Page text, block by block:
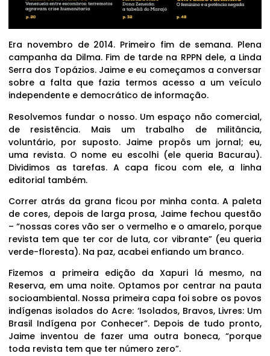
Era novembro de 2014. Primeiro fim de semana. Plena
campanha da Dilma. Fim de tarde na RPPN dele, a Linda
Serra dos Topázios. Jaime e eu começamos a conversar
sobre a falta que fazia termos acesso a um veículo
independente e democrático de informação.
Resolvemos fundar o nosso. Um espaço não comercial,
de resistência. Mais um trabalho de militância,
voluntário, por suposto. Jaime propôs um jornal; eu,
uma revista. O nome eu escolhi (ele queria Bacurau).
Dividimos as tarefas. A capa ficou com ele, a linha
editorial também.
Correr atrás da grana ficou por minha conta. A paleta
de cores, depois de larga prosa, Jaime fechou questão
– “nossas cores vão ser o vermelho e o amarelo, porque
revista tem que ter cor de luta, cor vibrante” (eu queria
verde-floresta). Na paz, acabei enfiando um branco.
Fizemos a primeira edição da Xapuri lá mesmo, na
Reserva, em uma noite. Optamos por centrar na pauta
socioambiental. Nossa primeira capa foi sobre os povos
indígenas isolados do Acre: ‘Isolados, Bravos, Livres: Um
Brasil Indígena por Conhecer”. Depois de tudo pronto,
Jaime inventou de fazer uma outra boneca, “porque
toda revista tem que ter número zero”.